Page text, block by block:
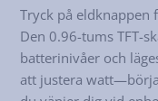
Tryck på eldknappen
Den 0.96-tums TFT-
batterinivåer och
att justera